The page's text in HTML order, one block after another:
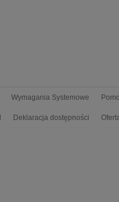
Wymagania Systemowe
Deklaracja dostępności